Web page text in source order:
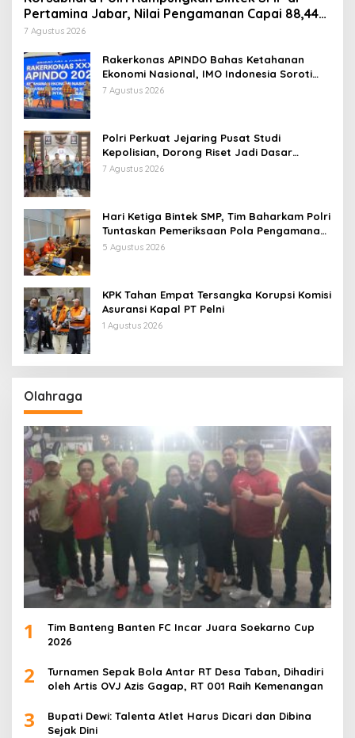
Pertamina Jabar, Nilai Pengamanan Capai 88,44
Persen
7 Agustus 2026
Rakerkonas APINDO Bahas Ketahanan
Ekonomi Nasional, IMO Indonesia Soroti
Pentingnya Kolaborasi Lintas Sektor
7 Agustus 2026
Polri Perkuat Jejaring Pusat Studi
Kepolisian, Dorong Riset Jadi Dasar
Kebijakan dan Inovasi
7 Agustus 2026
Hari Ketiga Bintek SMP, Tim Baharkam Polri
Tuntaskan Pemeriksaan Pola Pengamanan
Pertamina Patra Niaga Jabar
5 Agustus 2026
KPK Tahan Empat Tersangka Korupsi Komisi
Asuransi Kapal PT Pelni
1 Agustus 2026
Olahraga
1
Tim Banteng Banten FC Incar Juara Soekarno Cup
2026
2
Turnamen Sepak Bola Antar RT Desa Taban, Dihadiri
oleh Artis OVJ Azis Gagap, RT 001 Raih Kemenangan
3
Bupati Dewi: Talenta Atlet Harus Dicari dan Dibina
Sejak Dini